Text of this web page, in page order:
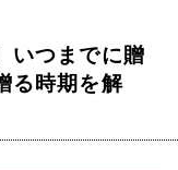
いつまでに贈
る時期を解